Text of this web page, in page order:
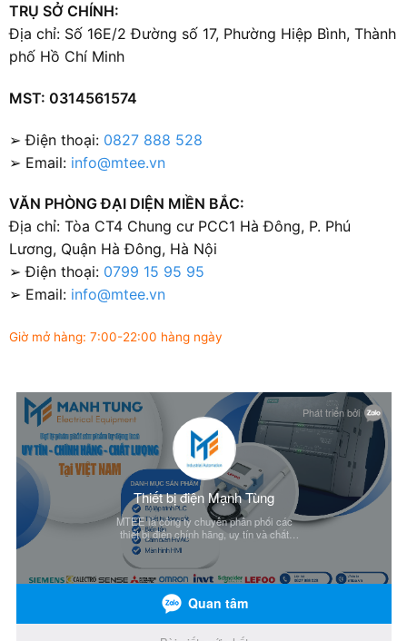
TRỤ SỞ CHÍNH:
Địa chỉ: Số 16E/2 Đường số 17, Phường Hiệp Bình, Thành
phố Hồ Chí Minh
MST: 0314561574
➢ Điện thoại: 0827 888 528
➢ Email: info@mtee.vn
VĂN PHÒNG ĐẠI DIỆN MIỀN BẮC:
Địa chỉ: Tòa CT4 Chung cư PCC1 Hà Đông, P. Phú
Lương, Quận Hà Đông, Hà Nội
➢ Điện thoại: 0799 15 95 95
➢ Email: info@mtee.vn
Giờ mở hàng: 7:00-22:00 hàng ngày